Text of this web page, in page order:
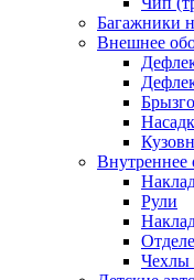
Багажники
Внешнее
Внутреннее
Рули
Чехлы